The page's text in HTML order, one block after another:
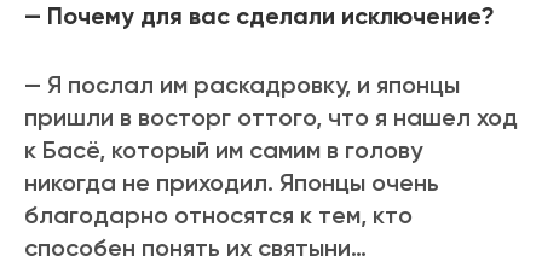
— Почему для вас сделали исключение?
— Я послал им раскадровку, и японцы
пришли в восторг оттого, что я нашел ход
к Басё, который им самим в голову
никогда не приходил. Японцы очень
благодарно относятся к тем, кто
способен понять их святыни…